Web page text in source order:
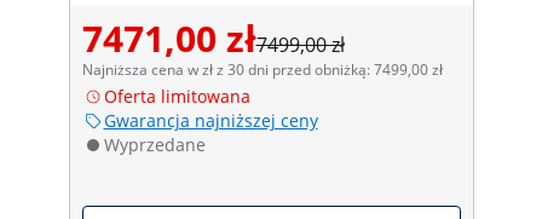
7471,00 zł7499,00 zł
Najniższa cena w zł z 30 dni przed obniżką: 7499,00 zł
Oferta limitowana
Gwarancja najniższej ceny
Wyprzedane